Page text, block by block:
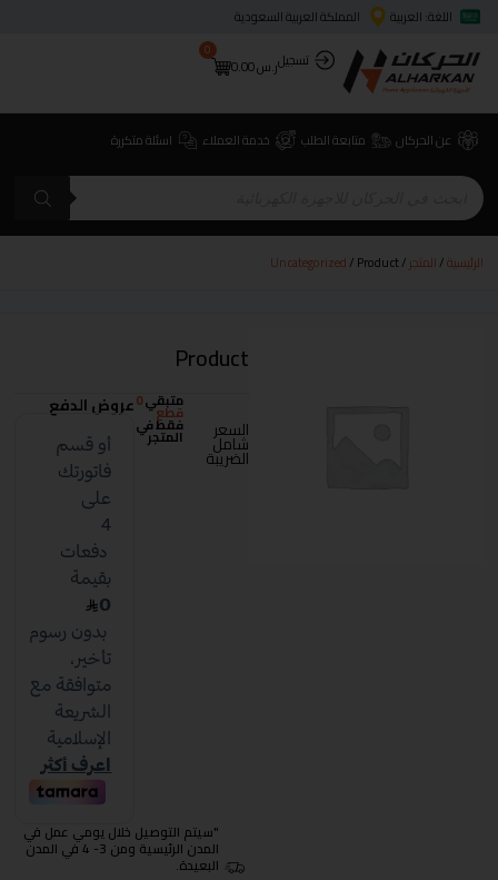
اللغة: العربية
المملكة العربية السعودية
تسجيلر.س0.00
0
عن الحركان متابعة الطلب خدمة العملاء اسئلة متكررة
الرئيسية/المتجر/
Uncategorized/ Product
Product
السعر
شامل
الضريبة
متبقي0
قطع
فقط في
المتجر
عروض الدفع
"سيتم التوصيل خلال يومي عمل في
المدن الرئيسية ومن 3- 4 في المدن
البعيدة.